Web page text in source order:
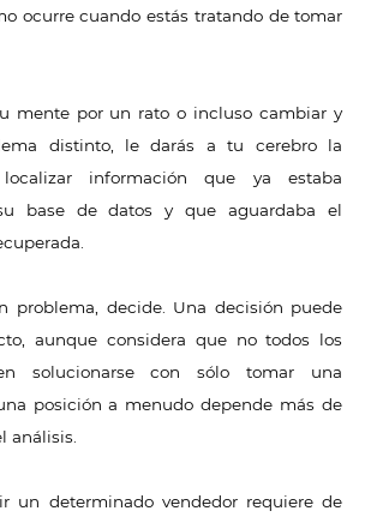
ocurre cuando estás tratando de tomar
mente por un rato o incluso cambiar y
distinto, le darás a tu cerebro la
información que ya estaba
base de datos y que aguardaba el
problema, decide. Una decisión puede
aunque considera que no todos los
solucionarse con sólo tomar una
posición a menudo depende más de
análisis.
un determinado vendedor requiere de